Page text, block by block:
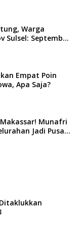
Warga
Sulsel: September
Empat Poin
Apa Saja?
Munafri
Jadi Pusat